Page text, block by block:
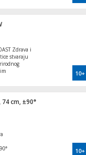
2.8 litara
Zdrava i
stvaraju
• 3
cm • 3
V AC
bijela •
24,7 x 10 cm
10+
cm, ±90°
10+
Grijalica sa halogenim